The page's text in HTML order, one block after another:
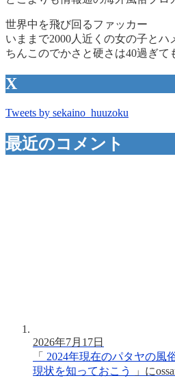
世界中を飛び回るファッカー
いままで2000人近くの女の子とハ
ちんこのでかさと硬さは40過ぎて
X
Tweets by sekaino_huuzoku
最近のコメント
2026年7月17日
「
2024年現在のパタヤの風
現状を知っておこう
」に